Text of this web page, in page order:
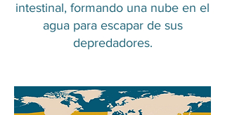
intestinal, formando una nube en el
agua para escapar de sus
depredadores.